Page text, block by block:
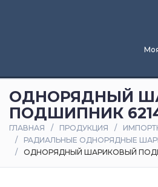
и
статьи
Оплата
доставка
ОДНОРЯДНЫЙ
ПОДШИПНИК 6214
ГЛАВНАЯ ПРОДУКЦИЯ
РАДИАЛЬНЫЕ ОДНОРЯДНЫЕ
ОДНОРЯДНЫЙ ШАРИКОВЫЙ